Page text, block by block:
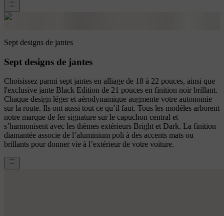
Sept designs de jantes
Sept designs de jantes
Choisissez parmi sept jantes en alliage de 18 à 22 pouces, ainsi que
l'exclusive jante Black Edition de 21 pouces en finition noir brillant.
Chaque design léger et aérodynamique augmente votre autonomie
sur la route. Ils ont aussi tout ce qu’il faut. Tous les modèles arborent
notre marque de fer signature sur le capuchon central et
s’harmonisent avec les thèmes extérieurs Bright et Dark. La finition
diamantée associe de l’aluminium poli à des accents mats ou
brillants pour donner vie à l’extérieur de votre voiture.